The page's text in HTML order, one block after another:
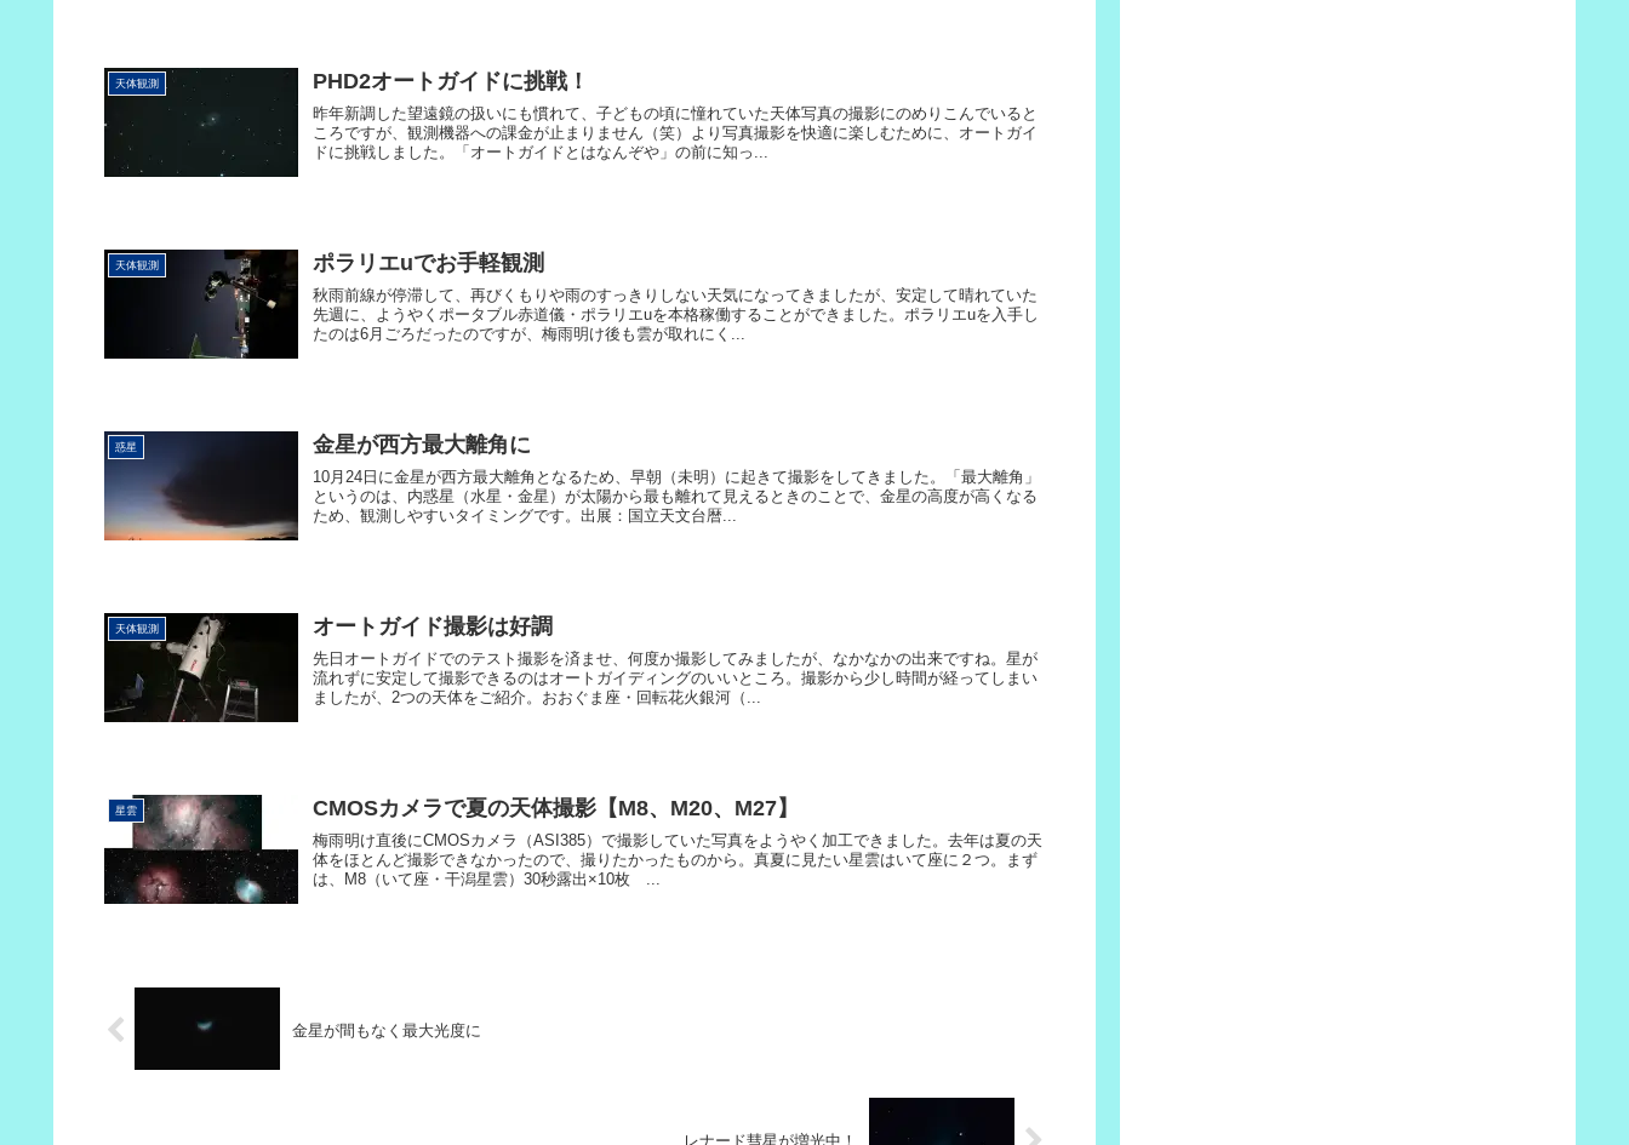
天体観測 PHD2オートガイドに挑戦！
昨年新調した望遠鏡の扱いにも慣れて、子どもの頃に憧れていた天体写真の撮影にのめりこんでいると
ころですが、観測機器への課金が止まりません（笑）より写真撮影を快適に楽しむために、オートガイ
ドに挑戦しました。「オートガイドとはなんぞや」の前に知っ...
天体観測 ポラリエuでお手軽観測
秋雨前線が停滞して、再びくもりや雨のすっきりしない天気になってきましたが、安定して晴れていた
先週に、ようやくポータブル赤道儀・ポラリエuを本格稼働することができました。ポラリエuを入手し
たのは6月ごろだったのですが、梅雨明け後も雲が取れにく...
惑星 金星が西方最大離角に
10月24日に金星が西方最大離角となるため、早朝（未明）に起きて撮影をしてきました。「最大離角」
というのは、内惑星（水星・金星）が太陽から最も離れて見えるときのことで、金星の高度が高くなる
ため、観測しやすいタイミングです。出展：国立天文台暦...
天体観測 オートガイド撮影は好調
先日オートガイドでのテスト撮影を済ませ、何度か撮影してみましたが、なかなかの出来ですね。星が
流れずに安定して撮影できるのはオートガイディングのいいところ。撮影から少し時間が経ってしまい
ましたが、2つの天体をご紹介。おおぐま座・回転花火銀河（...
星雲 CMOSカメラで夏の天体撮影【M8、M20、M27】
梅雨明け直後にCMOSカメラ（ASI385）で撮影していた写真をようやく加工できました。去年は夏の天
体をほとんど撮影できなかったので、撮りたかったものから。真夏に見たい星雲はいて座に２つ。まず
は、M8（いて座・干潟星雲）30秒露出×10枚 ...
金星が間もなく最大光度に
レナード彗星が増光中！